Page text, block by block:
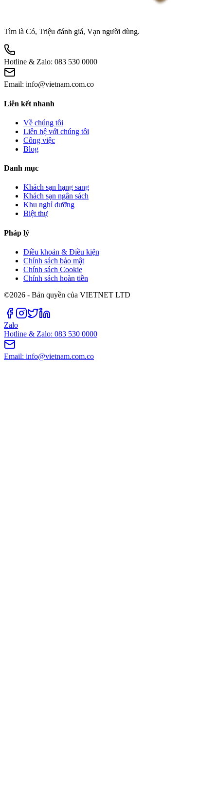
Tìm là Có, Triệu đánh giá, Vạn người dùng.
Hotline & Zalo: 083 530 0000
Email: info@vietnam.com.co
Liên kết nhanh
Về chúng tôi
Liên hệ với chúng tôi
Công việc
Blog
Danh mục
Khách sạn hạng sang
Khách sạn ngân sách
Khu nghỉ dưỡng
Biệt thự
Pháp lý
Điều khoản & Điều kiện
Chính sách bảo mật
Chính sách Cookie
Chính sách hoàn tiền
©2026 - Bản quyền của VIETNET LTD
Zalo
Hotline & Zalo: 083 530 0000
Email: info@vietnam.com.co